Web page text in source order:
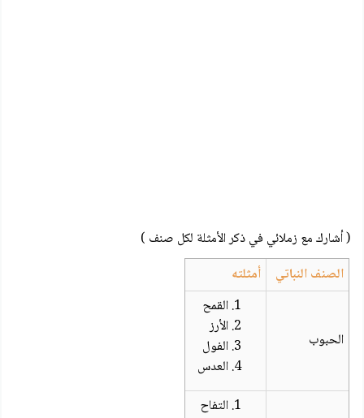
( أشارك مع زملائي في ذكر الأمثلة لكل صنف )
الصنف النباتي
أمثلته
الحبوب
القمح
الأرز
الفول
العدس
التفاح